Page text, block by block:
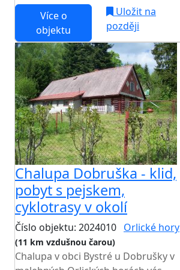
Více o
objektu
Uložit na
později
Chalupa Dobruška - klid,
pobyt s pejskem,
cyklotrasy v okolí
Číslo objektu: 2024010 Orlické hory
(11 km vzdušnou čarou)
Chalupa v obci Bystré u Dobrušky v